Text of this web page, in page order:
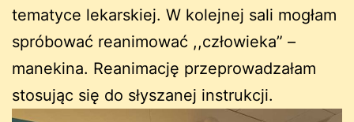
tematyce lekarskiej. W kolejnej sali mogłam
spróbować reanimować ,,człowieka” –
manekina. Reanimację przeprowadzałam
stosując się do słyszanej instrukcji.